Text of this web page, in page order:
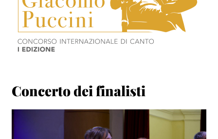
Concerto dei finalisti